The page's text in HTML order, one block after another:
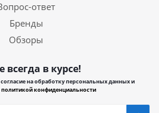
ответ
Бренды
Обзоры
всегда в курсе!
на обработку персональных данных и
политикой конфиденциальности